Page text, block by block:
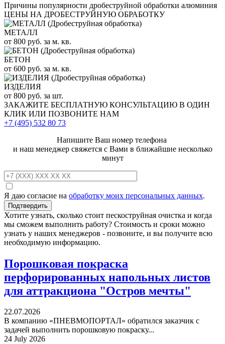
Причины популярности дробеструйной обработки алюминия
ЦЕНЫ НА ДРОБЕСТРУЙНУЮ ОБРАБОТКУ
МЕТАЛЛ
от 800 руб. за м. кв.
БЕТОН
от 600 руб. за м. кв.
ИЗДЕЛИЯ
от 800 руб. за шт.
ЗАКАЖИТЕ БЕСПЛАТНУЮ КОНСУЛЬТАЦИЮ В ОДИН
КЛИК ИЛИ ПОЗВОНИТЕ НАМ
+7 (495) 532 80 73
Напишите Ваш номер телефона
и наш менеджер свяжется с Вами в ближайшие несколько
минут
Я даю согласие на обработку моих персональных данных.
Хотите узнать, сколько стоит пескоструйная очистка и когда
мы сможем выполнить работу? Стоимость и сроки можно
узнать у наших менеджеров - позвоните, и вы получите всю
необходимую информацию.
Порошковая покраска
перфорированных напольных листов
для аттракциона "Остров мечты"
22.07.2026
В компанию «ПНЕВМОПОРТАЛ» обратился заказчик с
задачей выполнить порошковую покраску...
24 July 2026